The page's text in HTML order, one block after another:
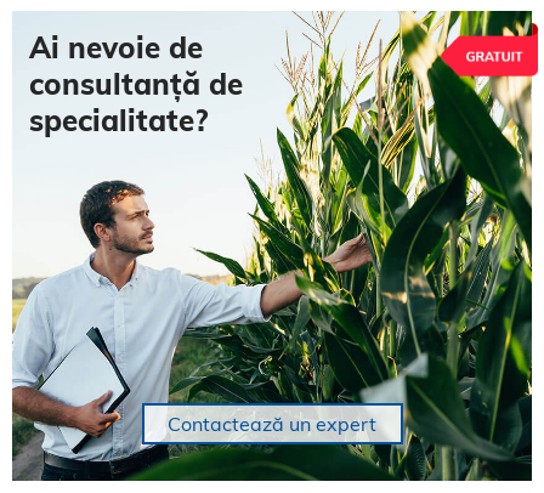
Ai nevoie de
consultanță de
specialitate?
Contactează un expert